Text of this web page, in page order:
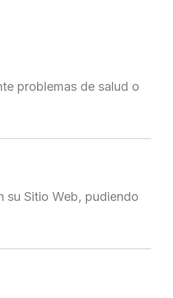
problemas de salud o
su Sitio Web, pudiendo